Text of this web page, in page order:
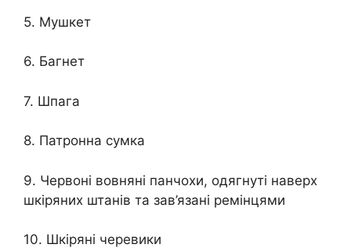
5. Мушкет
6. Багнет
7. Шпага
8. Патронна сумка
9. Червоні вовняні панчохи, одягнуті наверх
шкіряних штанів та зав’язані ремінцями
10. Шкіряні черевики